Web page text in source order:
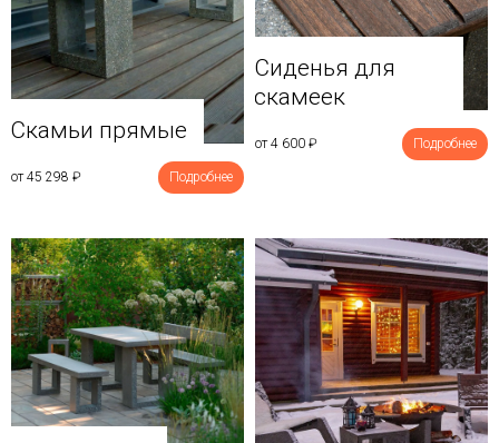
Скамьи прямые
от 45 298 ₽ Подробнее
Сиденья для
скамеек
от 4 600 ₽ Подробнее